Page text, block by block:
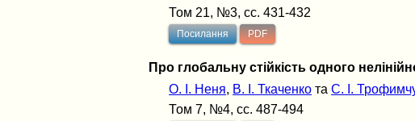
Том 21, №3, сс. 431-432
Посилання PDF
Про глобальну стійкість одного
О. І. Неня, В. І. Ткаченко таС. І.
Том 7, №4, сс. 487-494